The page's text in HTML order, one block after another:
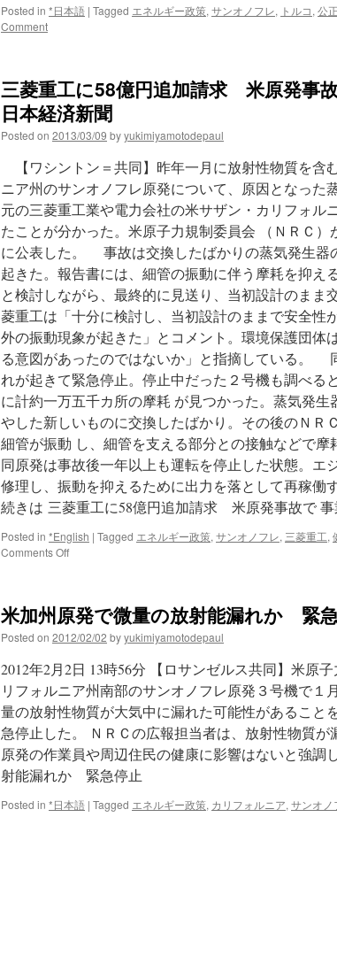
Posted in *日本語 | Tagged エネルギー政策, サンオノフレ, トルコ, 公
Comment
三菱重工に58億円追加請求 米原発事
日本経済新聞
Posted on 2013/03/09 byyukimiyamotodepaul
【ワシントン＝共同】昨年一月に放射性物質を含
ニア州のサンオノフレ原発について、原因となった
元の三菱重工業や電力会社の米サザン・カリフォル
たことが分かった。米原子力規制委員会 （ＮＲＣ
に公表した。 事故は交換したばかりの蒸気発生器
起きた。報告書には、細管の振動に伴う摩耗を抑え
と検討しながら、最終的に見送り、当初設計のま
菱重工は「十分に検討し、当初設計のままで安全性
外の振動現象が起きた」とコメント。環境保護団体
る意図があったのではないか」と指摘している。
れが起きて緊急停止。停止中だった２号機も調べる
に計約一万五千カ所の摩耗 が見つかった。蒸気発
やした新しいものに交換したばかり。その後のＮＲ
細管が振動 し、細管を支える部分との接触などで
同原発は事故後一年以上も運転を停止した状態。エ
修理し、振動を抑えるために出力を落として再稼働
続きは 三菱重工に58億円追加請求 米原発事故で 事
Posted in *English | Tagged エネルギー政策, サンオノフレ, 三菱重工,
Comments Offon
工
に
58
億
円
追
加
求
米
原
事
米加州原発で微量の放射能漏れか 緊
Posted on 2012/02/02 byyukimiyamotodepaul
2012年2月2日 13時56分 【ロサンゼルス共同】米原
リフォルニア州南部のサンオノフレ原発３号機で１
量の放射性物質が大気中に漏れた可能性があること
急停止した。 ＮＲＣの広報担当者は、放射性物質が
原発の作業員や周辺住民の健康に影響はないと強調
射能漏れか 緊急停止
Posted in *日本語 | Tagged エネルギー政策, カリフォルニア, サンオノ